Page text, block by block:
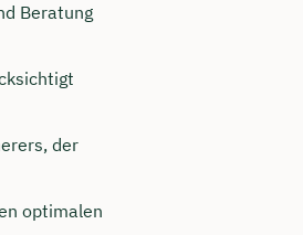
Beratung
der
optimalen